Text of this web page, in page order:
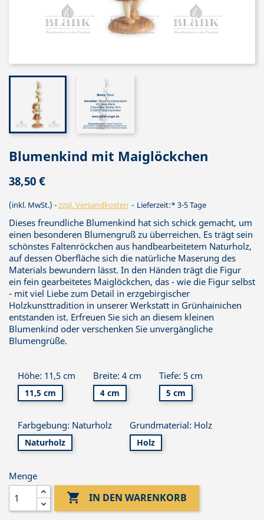
Blumenkind mit Maiglöckchen
38,50 €
(inkl. MwSt.) zzgl. Versandkosten Lieferzeit:* 3-5 Tage
Dieses freundliche Blumenkind hat sich schick gemacht, um
einen besonderen Blumengruß zu überreichen. Es trägt sein
schönstes Faltenröckchen aus handbearbeitetem Naturholz,
auf dessen Oberfläche sich die natürliche Maserung des
Materials bewundern lässt. In den Händen trägt die Figur
ein fein gearbeitetes Maiglöckchen, das - wie die Figur selbst
- mit viel Liebe zum Detail in erzgebirgischer
Holzkunsttradition in unserer Werkstatt in Grünhainichen
entstanden ist. Erfreuen Sie sich an diesem kleinen
Blumenkind oder verschenken Sie unvergängliche
Blumengrüße.
Höhe: 11,5 cm
11,5 cm
Breite: 4 cm
4 cm
Tiefe: 5 cm
5 cm
Farbgebung: Naturholz
Naturholz
Grundmaterial: Holz
Holz
Menge
 IN DEN WARENKORB